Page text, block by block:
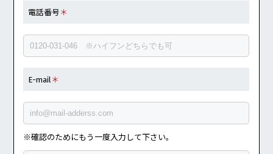
電話番号 ＊
E-mail ＊
※確認のためにもう一度入力して下さい。